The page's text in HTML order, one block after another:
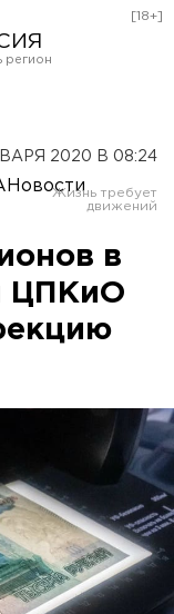
[18+]
2020 В 08:24
в
ЦПКиО